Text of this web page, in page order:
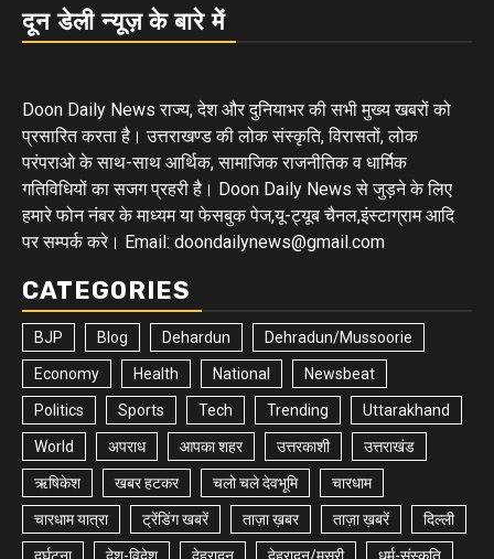
दून डेली न्यूज़ के बारे में
Doon Daily News राज्य, देश और दुनियाभर की सभी मुख्य खबरों को
प्रसारित करता है। उत्तराखण्ड की लोक संस्कृति, विरासतों, लोक
परंपराओ के साथ-साथ आर्थिक, सामाजिक राजनीतिक व धार्मिक
गतिविधियों का सजग प्रहरी है। Doon Daily News से जुड़ने के लिए
हमारे फोन नंबर के माध्यम या फेसबुक पेज,यू-ट्यूब चैनल,इंस्टाग्राम आदि
पर सम्पर्क करे। Email: doondailynews@gmail.com
CATEGORIES
BJP Blog Dehardun Dehradun/Mussoorie
Economy Health National Newsbeat
Politics Sports Tech Trending Uttarakhand
World अपराध आपका शहर उत्तरकाशी उत्तराखंड
ऋषिकेश खबर हटकर चलो चले देवभूमि चारधाम
चारधाम यात्रा ट्रेंडिंग खबरें ताज़ा ख़बर ताज़ा ख़बरें दिल्ली